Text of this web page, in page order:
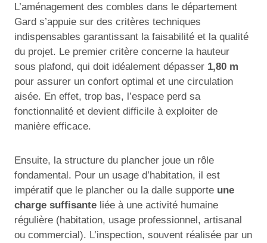
L’aménagement des combles dans le département
Gard s’appuie sur des critères techniques
indispensables garantissant la faisabilité et la qualité
du projet. Le premier critère concerne la hauteur
sous plafond, qui doit idéalement dépasser 1,80 m
pour assurer un confort optimal et une circulation
aisée. En effet, trop bas, l’espace perd sa
fonctionnalité et devient difficile à exploiter de
manière efficace.
Ensuite, la structure du plancher joue un rôle
fondamental. Pour un usage d’habitation, il est
impératif que le plancher ou la dalle supporte une
charge suffisante liée à une activité humaine
régulière (habitation, usage professionnel, artisanal
ou commercial). L’inspection, souvent réalisée par un